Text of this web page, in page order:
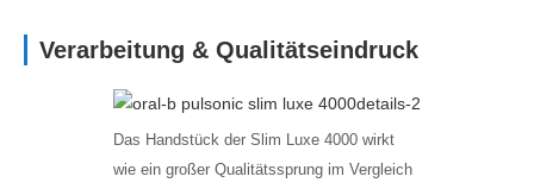
Verarbeitung & Qualitätseindruck
Das Handstück der Slim Luxe 4000 wirkt
wie ein großer Qualitätssprung im Vergleich